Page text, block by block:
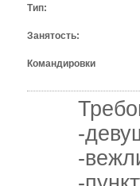
Тип:
Занятость:
Командировки
-
-